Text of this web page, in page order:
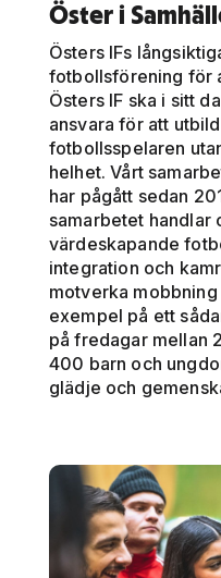
Öster i
Östers IFs
fotbollsförening för
Östers IF ska i sitt
ansvara för att
fotbollsspelaren
helhet. Vårt
har pågått sedan
samarbetet handlar
värdeskapande
integration och
motverka
exempel på ett
på fredagar mellan
400 barn och
glädje och